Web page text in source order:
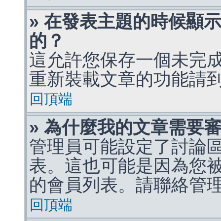
» 在發表主題的時候顯
的？
這允許您保存一個未完
重新裝載文章的功能請
回頂端
» 為什麼我的文章需要
管理員可能設定了討論
表。這也可能是因為您
的會員列表。請聯絡管
回頂端